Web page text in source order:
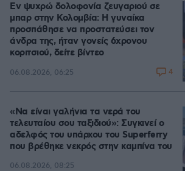
Εν ψυχρώ δολοφονία ζευγαριού σε
μπαρ στην Κολομβία: Η γυναίκα
προσπάθησε να προστατεύσει τον
άνδρα της, ήταν γονείς 6χρονου
κοριτσιού, δείτε βίντεο
06.08.2026, 06:25 4
«Να είναι γαλήνια τα νερά του
τελευταίου σου ταξιδιού»: Συγκινεί ο
αδελφός του υπάρχου του Superferry
που βρέθηκε νεκρός στην καμπίνα του
06.08.2026, 08:25